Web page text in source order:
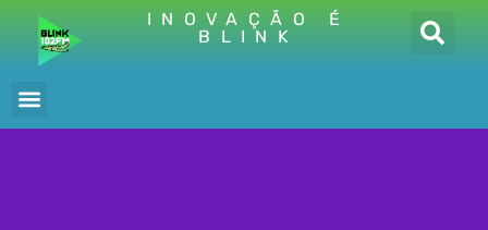
INOVAÇÃO É
BLINK